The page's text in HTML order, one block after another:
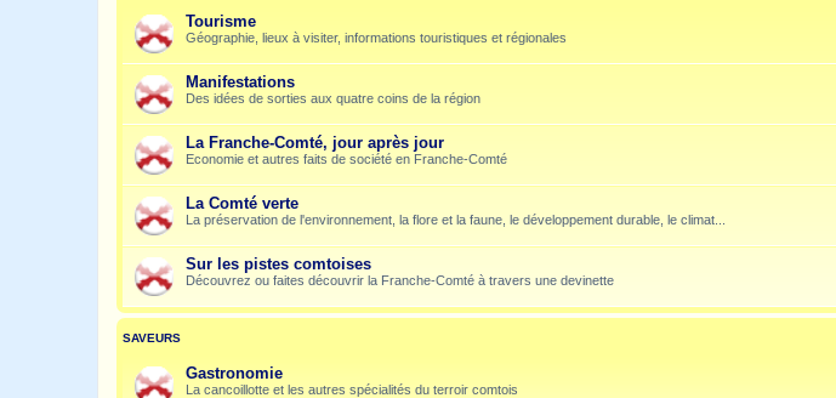
Tourisme
Géographie, lieux à visiter, informations touristiques et régionales
Manifestations
Des idées de sorties aux quatre coins de la région
La Franche-Comté, jour après jour
Economie et autres faits de société en Franche-Comté
La Comté verte
La préservation de l'environnement, la flore et la faune, le développement durable, le climat...
Sur les pistes comtoises
Découvrez ou faites découvrir la Franche-Comté à travers une devinette
SAVEURS
Gastronomie
La cancoillotte et les autres spécialités du terroir comtois